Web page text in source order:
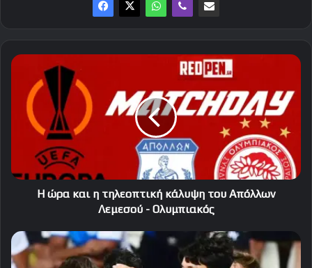
Η
τηλεοπτική
κάλυψη
Απόλλων
Λεμεσού
Η ώρα και η τηλεοπτική κάλυψη του Απόλλων
Λεμεσού - Ολυμπιακός
Ισοπαλία
στην